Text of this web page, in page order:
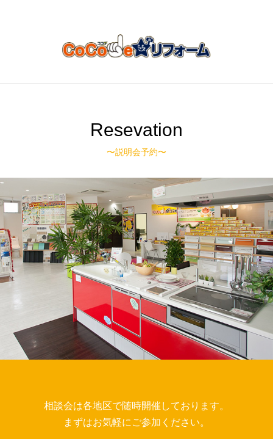
Resevation
〜説明会予約〜
相談会は各地区で随時開催しております。
まずはお気軽にご参加ください。